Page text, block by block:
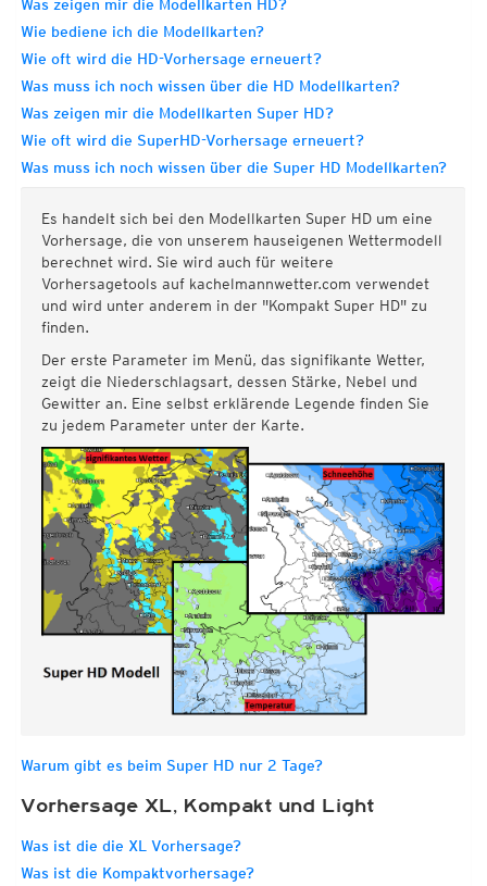
Was zeigen mir die Modellkarten HD?
Wie bediene ich die Modellkarten?
Wie oft wird die HD-Vorhersage erneuert?
Was muss ich noch wissen über die HD Modellkarten?
Was zeigen mir die Modellkarten Super HD?
Wie oft wird die SuperHD-Vorhersage erneuert?
Was muss ich noch wissen über die Super HD Modellkarten?
Es handelt sich bei den Modellkarten Super HD um eine
Vorhersage, die von unserem hauseigenen Wettermodell
berechnet wird. Sie wird auch für weitere
Vorhersagetools auf kachelmannwetter.com verwendet
und wird unter anderem in der "Kompakt Super HD" zu
finden.
Der erste Parameter im Menü, das signifikante Wetter,
zeigt die Niederschlagsart, dessen Stärke, Nebel und
Gewitter an. Eine selbst erklärende Legende finden Sie
zu jedem Parameter unter der Karte.
Warum gibt es beim Super HD nur 2 Tage?
Vorhersage XL, Kompakt und Light
Was ist die die XL Vorhersage?
Was ist die Kompaktvorhersage?